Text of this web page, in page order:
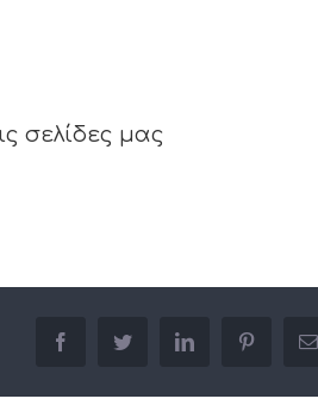
σελίδες μας
facebooktwitter linkedin pinterest